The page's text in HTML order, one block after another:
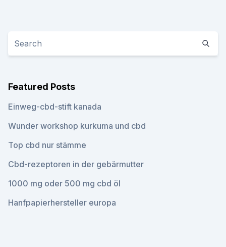
Featured Posts
Einweg-cbd-stift kanada
Wunder workshop kurkuma und cbd
Top cbd nur stämme
Cbd-rezeptoren in der gebärmutter
1000 mg oder 500 mg cbd öl
Hanfpapierhersteller europa